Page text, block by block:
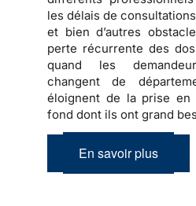
les délais de
et bien d’autres
perte récurrente des
quand les
changent de
éloignent de la prise en
fond dont ils ont grand
En savoir plus